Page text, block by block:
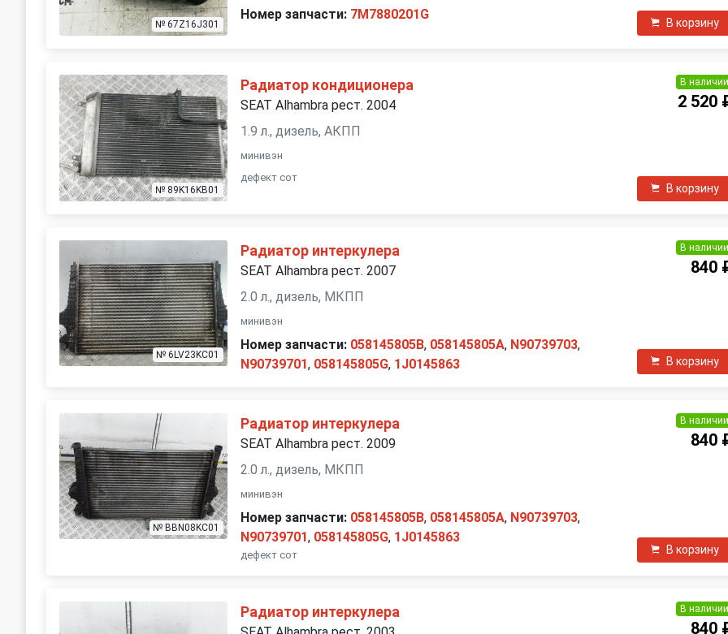
№ 67Z16J301
Номер запчасти: 7M7880201G
В корзину
№ 89K16KB01
Радиатор кондиционера
SEAT Alhambra рест. 2004
1.9 л., дизель, АКПП
минивэн
дефект сот
В наличии
2 520
В корзину
№ 6LV23KC01
Радиатор интеркулера
SEAT Alhambra рест. 2007
2.0 л., дизель, МКПП
минивэн
Номер запчасти: 058145805B, 058145805A, N90739703,
N90739701, 058145805G, 1J0145863
В наличии
840
В корзину
№ BBN08KC01
Радиатор интеркулера
SEAT Alhambra рест. 2009
2.0 л., дизель, МКПП
минивэн
Номер запчасти: 058145805B, 058145805A, N90739703,
N90739701, 058145805G, 1J0145863
дефект сот
В наличии
840
В корзину
Радиатор интеркулера В наличии
840